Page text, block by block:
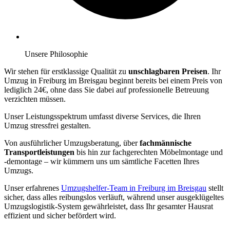
Unsere Philosophie
Wir stehen für erstklassige Qualität zu unschlagbaren Preisen. Ihr
Umzug in Freiburg im Breisgau beginnt bereits bei einem Preis von
lediglich 24€, ohne dass Sie dabei auf professionelle Betreuung
verzichten müssen.
Unser Leistungsspektrum umfasst diverse Services, die Ihren
Umzug stressfrei gestalten.
Von ausführlicher Umzugsberatung, überfachmännische
Transportleistungen bis hin zur fachgerechten Möbelmontage und
-demontage – wir kümmern uns um sämtliche Facetten Ihres
Umzugs.
Unser erfahrenes Umzugshelfer-Team in Freiburg im Breisgau stellt
sicher, dass alles reibungslos verläuft, während unser ausgeklügeltes
Umzugslogistik-System gewährleistet, dass Ihr gesamter Hausrat
effizient und sicher befördert wird.